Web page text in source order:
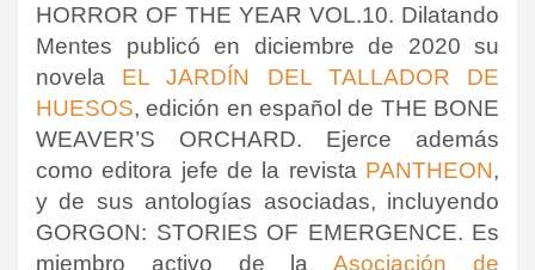
HORROR OF THE YEAR VOL.10. Dilatando
Mentes publicó en diciembre de 2020 su
novela EL JARDÍN DEL TALLADOR DE
HUESOS, edición en español de THE BONE
WEAVER’S ORCHARD. Ejerce además
como editora jefe de la revista PANTHEON,
y de sus antologías asociadas, incluyendo
GORGON: STORIES OF EMERGENCE. Es
miembro activo de laAsociación de